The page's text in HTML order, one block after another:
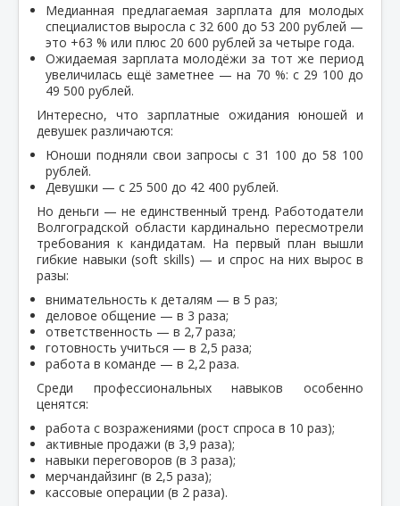
Медианная предлагаемая зарплата для молодых
специалистов выросла с 32 600 до 53 200 рублей —
это +63 % или плюс 20 600 рублей за четыре года.
Ожидаемая зарплата молодёжи за тот же период
увеличилась ещё заметнее — на 70 %: с 29 100 до
49 500 рублей.
Интересно, что зарплатные ожидания юношей и
девушек различаются:
Юноши подняли свои запросы с 31 100 до 58 100
рублей.
Девушки — с 25 500 до 42 400 рублей.
Но деньги — не единственный тренд. Работодатели
Волгоградской области кардинально пересмотрели
требования к кандидатам. На первый план вышли
гибкие навыки (soft skills) — и спрос на них вырос в
разы:
внимательность к деталям — в 5 раз;
деловое общение — в 3 раза;
ответственность — в 2,7 раза;
готовность учиться — в 2,5 раза;
работа в команде — в 2,2 раза.
Среди профессиональных навыков особенно
ценятся:
работа с возражениями (рост спроса в 10 раз);
активные продажи (в 3,9 раза);
навыки переговоров (в 3 раза);
мерчандайзинг (в 2,5 раза);
кассовые операции (в 2 раза).